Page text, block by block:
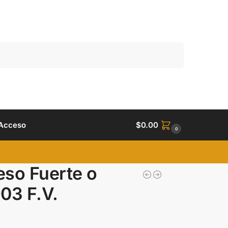
$0.00 0
Fuerte o
F.V.